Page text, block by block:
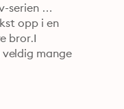
serien
opp i en
bror.I
mange